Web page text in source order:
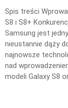
Spis treści
S8 i S8+
Samsung jest
nieustannie dąży
najnowsze
nad
modeli Galaxy S8